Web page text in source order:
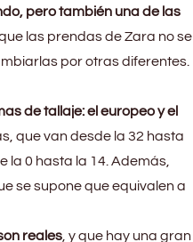
pero también una de las
las prendas de Zara no se
por otras diferentes.
de tallaje: el europeo y el
que van desde la 32 hasta
la 0 hasta la 14. Además,
se supone que equivalen a
reales , y que hay una gran